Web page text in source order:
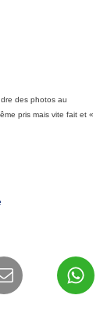
des photos au
pris mais vite fait et «